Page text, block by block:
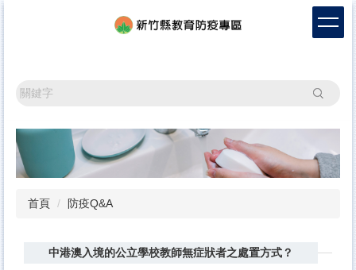
搜尋
首頁 防疫Q&A
中港澳入境的公立學校教師無症狀者之處置方式？